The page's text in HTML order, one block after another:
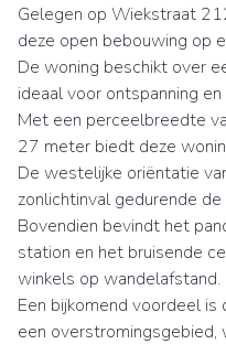
Gelegen op Wiekstraat
deze open bebouwing op
De woning beschikt over
ideaal voor ontspanning
Met een perceelbreedte
27 meter biedt deze
De westelijke oriëntatie
zonlichtinval gedurende
Bovendien bevindt het
station en het bruisende
winkels op wandelafstand.
Een bijkomend voordeel
een